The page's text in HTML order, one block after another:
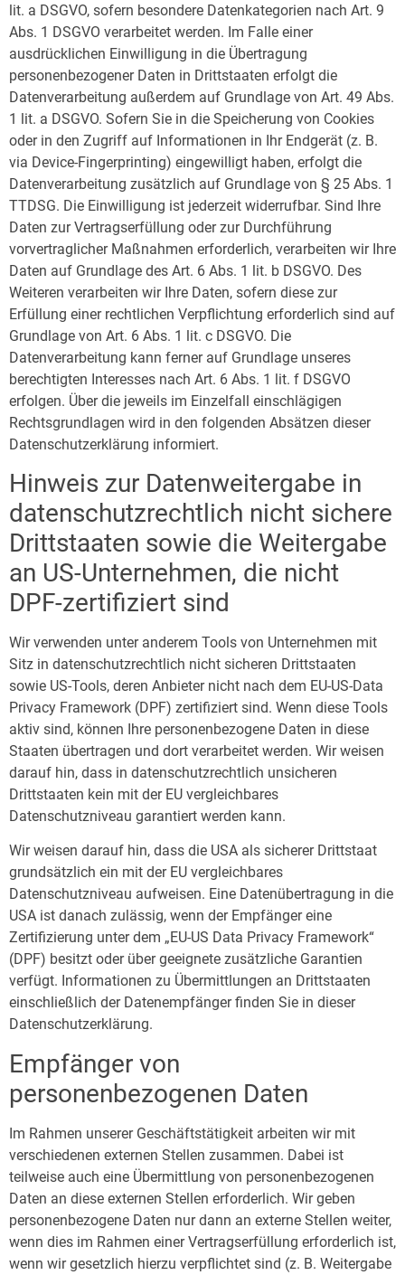
lit. a DSGVO, sofern besondere Datenkategorien nach Art. 9
Abs. 1 DSGVO verarbeitet werden. Im Falle einer
ausdrücklichen Einwilligung in die Übertragung
personenbezogener Daten in Drittstaaten erfolgt die
Datenverarbeitung außerdem auf Grundlage von Art. 49 Abs.
1 lit. a DSGVO. Sofern Sie in die Speicherung von Cookies
oder in den Zugriff auf Informationen in Ihr Endgerät (z. B.
via Device-Fingerprinting) eingewilligt haben, erfolgt die
Datenverarbeitung zusätzlich auf Grundlage von § 25 Abs. 1
TTDSG. Die Einwilligung ist jederzeit widerrufbar. Sind Ihre
Daten zur Vertragserfüllung oder zur Durchführung
vorvertraglicher Maßnahmen erforderlich, verarbeiten wir Ihre
Daten auf Grundlage des Art. 6 Abs. 1 lit. b DSGVO. Des
Weiteren verarbeiten wir Ihre Daten, sofern diese zur
Erfüllung einer rechtlichen Verpflichtung erforderlich sind auf
Grundlage von Art. 6 Abs. 1 lit. c DSGVO. Die
Datenverarbeitung kann ferner auf Grundlage unseres
berechtigten Interesses nach Art. 6 Abs. 1 lit. f DSGVO
erfolgen. Über die jeweils im Einzelfall einschlägigen
Rechtsgrundlagen wird in den folgenden Absätzen dieser
Datenschutzerklärung informiert.
Hinweis zur Datenweitergabe in
datenschutzrechtlich nicht sichere
Drittstaaten sowie die Weitergabe
an US-Unternehmen, die nicht
DPF-zertifiziert sind
Wir verwenden unter anderem Tools von Unternehmen mit
Sitz in datenschutzrechtlich nicht sicheren Drittstaaten
sowie US-Tools, deren Anbieter nicht nach dem EU-US-Data
Privacy Framework (DPF) zertifiziert sind. Wenn diese Tools
aktiv sind, können Ihre personenbezogene Daten in diese
Staaten übertragen und dort verarbeitet werden. Wir weisen
darauf hin, dass in datenschutzrechtlich unsicheren
Drittstaaten kein mit der EU vergleichbares
Datenschutzniveau garantiert werden kann.
Wir weisen darauf hin, dass die USA als sicherer Drittstaat
grundsätzlich ein mit der EU vergleichbares
Datenschutzniveau aufweisen. Eine Datenübertragung in die
USA ist danach zulässig, wenn der Empfänger eine
Zertifizierung unter dem „EU-US Data Privacy Framework“
(DPF) besitzt oder über geeignete zusätzliche Garantien
verfügt. Informationen zu Übermittlungen an Drittstaaten
einschließlich der Datenempfänger finden Sie in dieser
Datenschutzerklärung.
Empfänger von
personenbezogenen Daten
Im Rahmen unserer Geschäftstätigkeit arbeiten wir mit
verschiedenen externen Stellen zusammen. Dabei ist
teilweise auch eine Übermittlung von personenbezogenen
Daten an diese externen Stellen erforderlich. Wir geben
personenbezogene Daten nur dann an externe Stellen weiter,
wenn dies im Rahmen einer Vertragserfüllung erforderlich ist,
wenn wir gesetzlich hierzu verpflichtet sind (z. B. Weitergabe